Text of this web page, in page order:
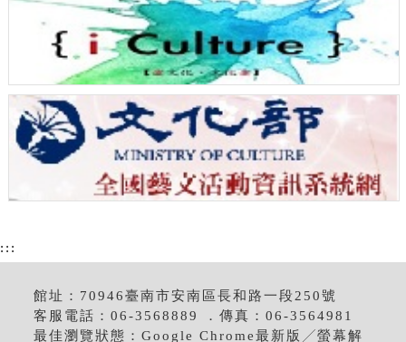
:::
館址：70946臺南市安南區長和路一段250號
客服電話：06-3568889 ．傳真：06-3564981
最佳瀏覽狀態：Google Chrome最新版╱螢幕解